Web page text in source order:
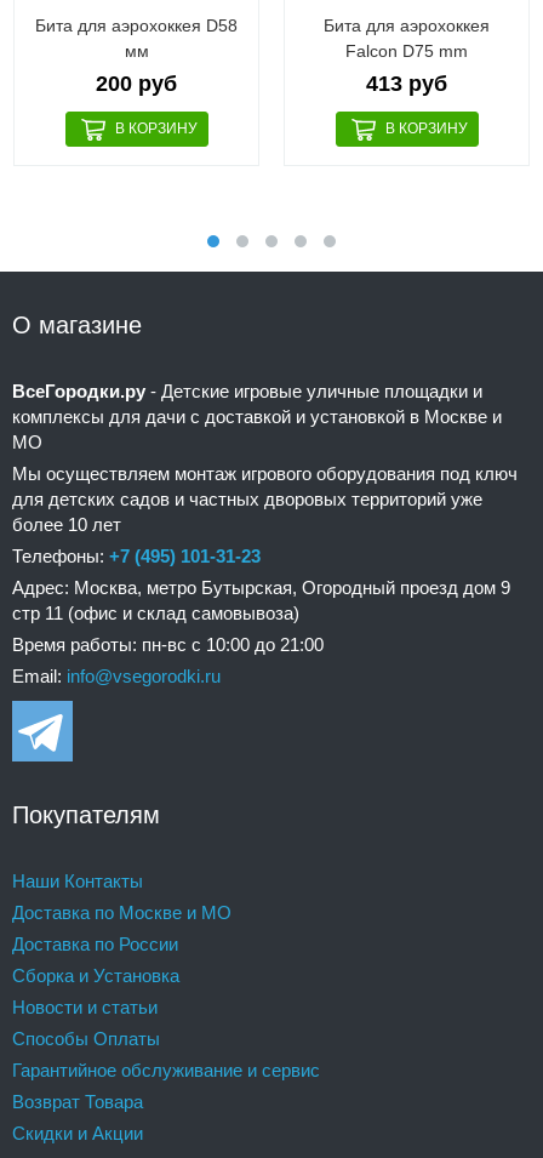
Бита для аэрохоккея D58
мм
200 руб
Бита для аэрохоккея
Falcon D75 mm
413 руб
О магазине
ВсеГородки.ру - Детские игровые уличные площадки и
комплексы для дачи с доставкой и установкой в Москве и
МО
Мы осуществляем монтаж игрового оборудования под ключ
для детских садов и частных дворовых территорий уже
более 10 лет
Телефоны: +7 (495) 101-31-23
Адрес: Москва, метро Бутырская, Огородный проезд дом 9
стр 11 (офис и склад самовывоза)
Время работы: пн-вс с 10:00 до 21:00
Email: info@vsegorodki.ru
Покупателям
Наши Контакты
Доставка по Москве и МО
Доставка по России
Сборка и Установка
Новости и статьи
Способы Оплаты
Гарантийное обслуживание и сервис
Возврат Товара
Скидки и Акции